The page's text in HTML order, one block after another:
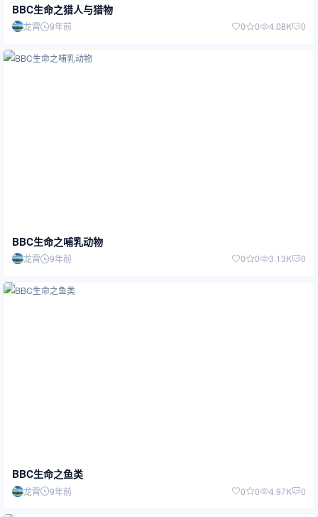
BBC生命之猎人与猎物
龙霄 9年前 0 0 4.08K 0
BBC生命之哺乳动物
龙霄 9年前 0 0 3.13K 0
BBC生命之鱼类
龙霄 9年前 0 0 4.97K 0